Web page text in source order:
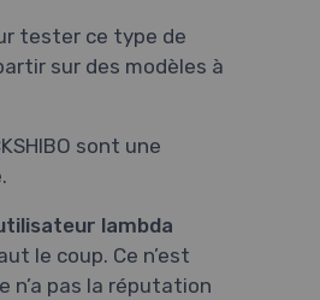
tester ce type de
sur des modèles à
sont une
lambda
le coup. Ce n’est
n’a pas la réputation